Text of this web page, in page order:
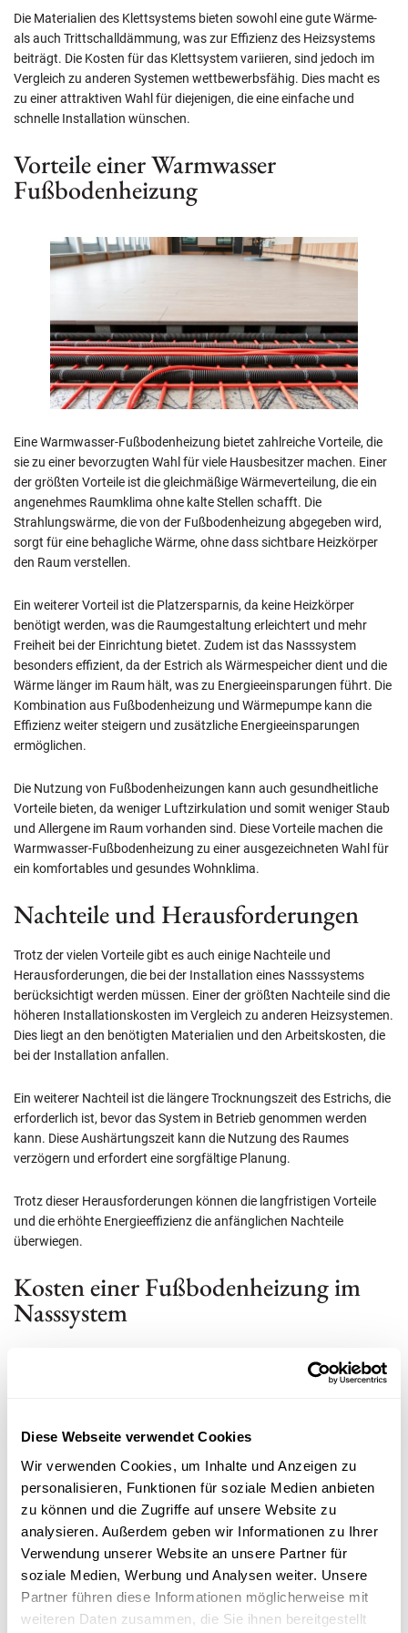
Diese Webseite verwendet Cookies
Wir verwenden Cookies, um Inhalte und Anzeigen zu
personalisieren, Funktionen für soziale Medien anbieten
zu können und die Zugriffe auf unsere Website zu
analysieren. Außerdem geben wir Informationen zu Ihrer
Verwendung unserer Website an unsere Partner für
soziale Medien, Werbung und Analysen weiter. Unsere
Partner führen diese Informationen möglicherweise mit
weiteren Daten zusammen, die Sie ihnen bereitgestellt
Die Materialien des Klettsystems bieten sowohl eine gute Wärme-
als auch Trittschalldämmung, was zur Effizienz des Heizsystems
beiträgt. Die Kosten für das Klettsystem variieren, sind jedoch im
Vergleich zu anderen Systemen wettbewerbsfähig. Dies macht es
zu einer attraktiven Wahl für diejenigen, die eine einfache und
schnelle Installation wünschen.
Vorteile einer Warmwasser
Fußbodenheizung
Eine Warmwasser-Fußbodenheizung bietet zahlreiche Vorteile, die
sie zu einer bevorzugten Wahl für viele Hausbesitzer machen. Einer
der größten Vorteile ist die gleichmäßige Wärmeverteilung, die ein
angenehmes Raumklima ohne kalte Stellen schafft. Die
Strahlungswärme, die von der Fußbodenheizung abgegeben wird,
sorgt für eine behagliche Wärme, ohne dass sichtbare Heizkörper
den Raum verstellen.
Ein weiterer Vorteil ist die Platzersparnis, da keine Heizkörper
benötigt werden, was die Raumgestaltung erleichtert und mehr
Freiheit bei der Einrichtung bietet. Zudem ist das Nasssystem
besonders effizient, da der Estrich als Wärmespeicher dient und die
Wärme länger im Raum hält, was zu Energieeinsparungen führt. Die
Kombination aus Fußbodenheizung und Wärmepumpe kann die
Effizienz weiter steigern und zusätzliche Energieeinsparungen
ermöglichen.
Die Nutzung von Fußbodenheizungen kann auch gesundheitliche
Vorteile bieten, da weniger Luftzirkulation und somit weniger Staub
und Allergene im Raum vorhanden sind. Diese Vorteile machen die
Warmwasser-Fußbodenheizung zu einer ausgezeichneten Wahl für
ein komfortables und gesundes Wohnklima.
Nachteile und Herausforderungen
Trotz der vielen Vorteile gibt es auch einige Nachteile und
Herausforderungen, die bei der Installation eines Nasssystems
berücksichtigt werden müssen. Einer der größten Nachteile sind die
höheren Installationskosten im Vergleich zu anderen Heizsystemen.
Dies liegt an den benötigten Materialien und den Arbeitskosten, die
bei der Installation anfallen.
Ein weiterer Nachteil ist die längere Trocknungszeit des Estrichs, die
erforderlich ist, bevor das System in Betrieb genommen werden
kann. Diese Aushärtungszeit kann die Nutzung des Raumes
verzögern und erfordert eine sorgfältige Planung.
Trotz dieser Herausforderungen können die langfristigen Vorteile
und die erhöhte Energieeffizienz die anfänglichen Nachteile
überwiegen.
Kosten einer Fußbodenheizung im
Nasssystem
Die Kosten für eine Fußbodenheizung im Nasssystem können je
nach Größe und Komplexität des Projekts variieren. Die
Materialkosten beginnen bei etwa 50 € pro m² und können bis zu 80
€ betragen. Diese Kosten umfassen die Heizrohre, den Estrich und